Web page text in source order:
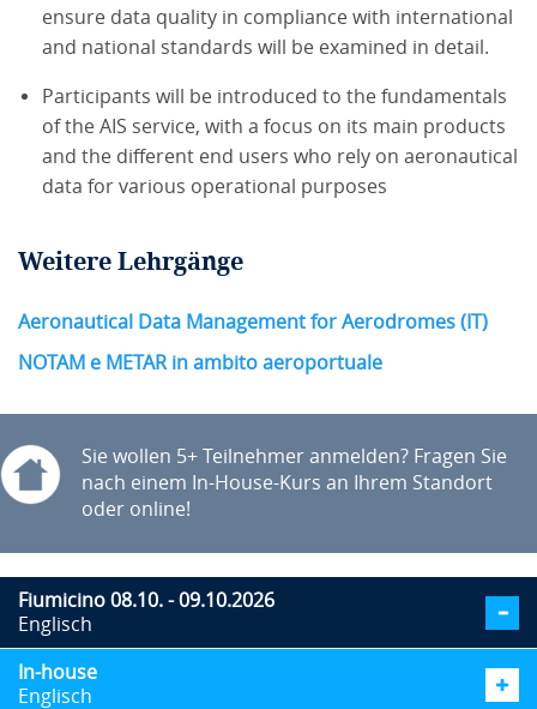
ensure data quality in compliance with international
and national standards will be examined in detail.
Participants will be introduced to the fundamentals
of the AIS service, with a focus on its main products
and the different end users who rely on aeronautical
data for various operational purposes
Weitere Lehrgänge
Aeronautical Data Management for Aerodromes (IT)
NOTAM e METAR in ambito aeroportuale
Sie wollen 5+ Teilnehmer anmelden? Fragen Sie
nach einem In-House-Kurs an Ihrem Standort
oder online!
Fiumicino 08.10. - 09.10.2026
Englisch
In-house
Englisch